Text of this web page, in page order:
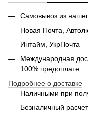
Самовывоз из
Новая Почта,
Интайм, УкрПочта
Международная
100% предоплате
Подробнее о доставке
Наличными при
Безналичный расчет